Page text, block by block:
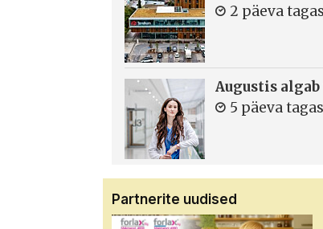
2 päeva
Augustis
5 päeva
Partnerite uudised